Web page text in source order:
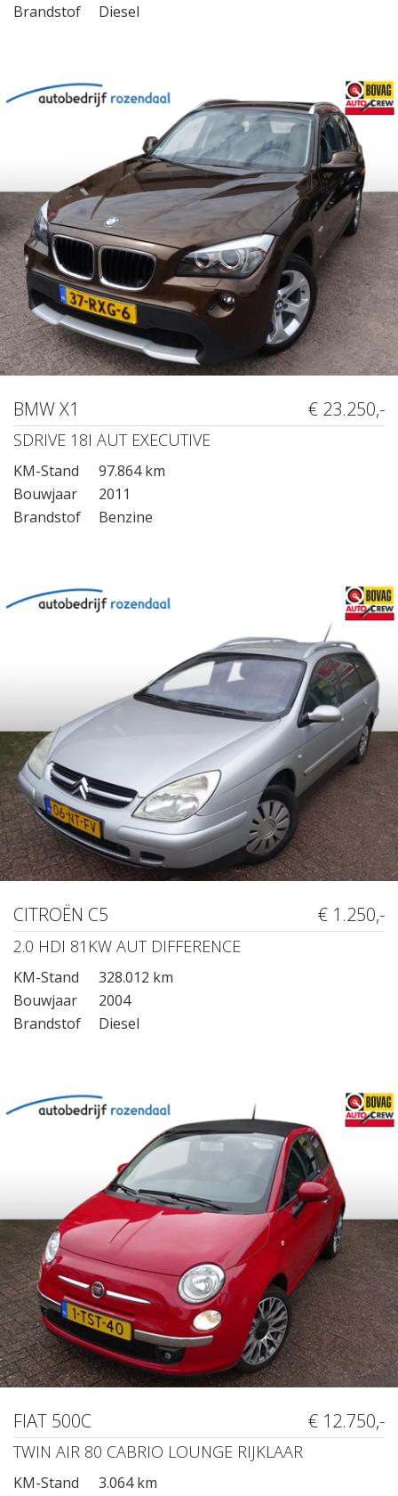
Brandstof
Diesel
BMW X1 € 23.250,-
SDRIVE 18I AUT EXECUTIVE
KM-Stand
97.864 km
Bouwjaar
2011
Brandstof
Benzine
CITROËN C5 € 1.250,-
2.0 HDI 81KW AUT DIFFERENCE
KM-Stand
328.012 km
Bouwjaar
2004
Brandstof
Diesel
FIAT 500C € 12.750,-
TWIN AIR 80 CABRIO LOUNGE RIJKLAAR
KM-Stand 3.064 km